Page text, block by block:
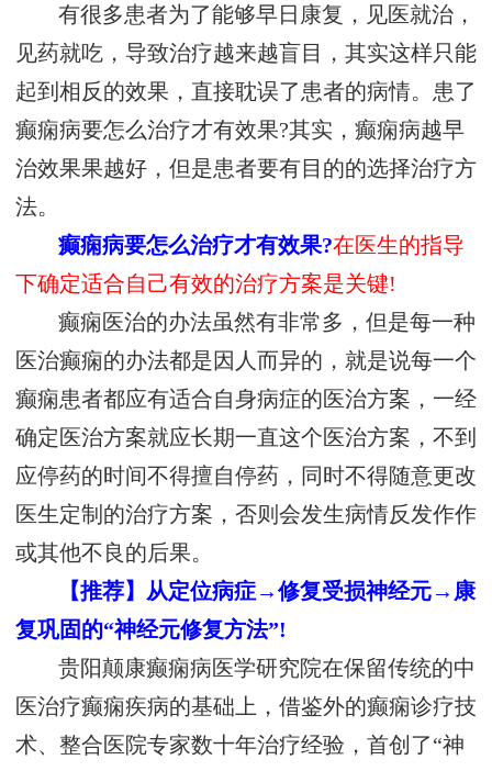
有很多患者为了能够早日康复，见医就治，
见药就吃，导致治疗越来越盲目，其实这样只能
起到相反的效果，直接耽误了患者的病情。患了
癫痫病要怎么治疗才有效果?其实，癫痫病越早
治效果果越好，但是患者要有目的的选择治疗方
法。
癫痫病要怎么治疗才有效果?在医生的指导
下确定适合自己有效的治疗方案是关键!
癫痫医治的办法虽然有非常多，但是每一种
医治癫痫的办法都是因人而异的，就是说每一个
癫痫患者都应有适合自身病症的医治方案，一经
确定医治方案就应长期一直这个医治方案，不到
应停药的时间不得擅自停药，同时不得随意更改
医生定制的治疗方案，否则会发生病情反发作作
或其他不良的后果。
【推荐】从定位病症→修复受损神经元→康
复巩固的“神经元修复方法”!
贵阳颠康癫痫病医学研究院在保留传统的中
医治疗癫痫疾病的基础上，借鉴外的癫痫诊疗技
术、整合医院专家数十年治疗经验，首创了“神